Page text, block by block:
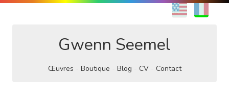
EN
Gwenn Seemel
Œuvres Boutique Blog CV Contact